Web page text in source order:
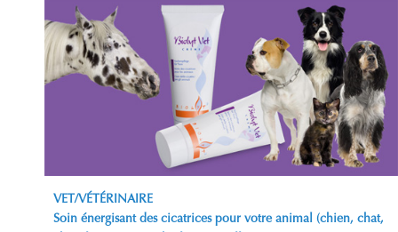
VET/VÉTÉRINAIRE
Soin énergisant des cicatrices pour votre animal (chien, chat,